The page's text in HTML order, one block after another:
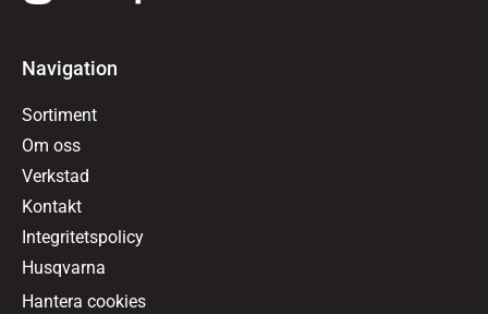
Navigation
Sortiment
Om oss
Verkstad
Kontakt
Integritetspolicy
Husqvarna
Hantera cookies